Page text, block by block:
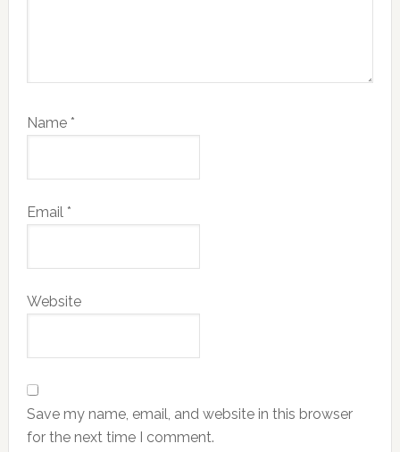
Name *
Email *
Website
Save my name, email, and website in this browser
for the next time I comment.